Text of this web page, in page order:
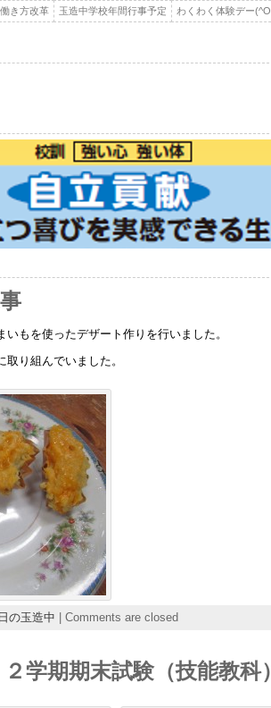
働き方改革 玉造中学校年間行事予定 わくわく体験デー
もを使ったデザート作りを行いました。
り組んでいました。
の玉造中 Comments are closed
学期期末試験（技能教科）